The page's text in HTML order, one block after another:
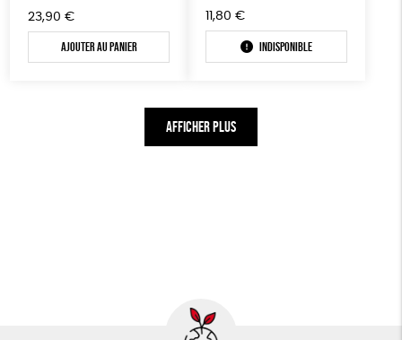
23,90 €
Ajouter au panier
11,80 €
Indisponible
AFFICHER PLUS